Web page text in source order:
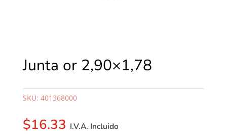
Junta or 2,90×1,78
SKU: 401368000
$16.33 I.V.A. Incluido